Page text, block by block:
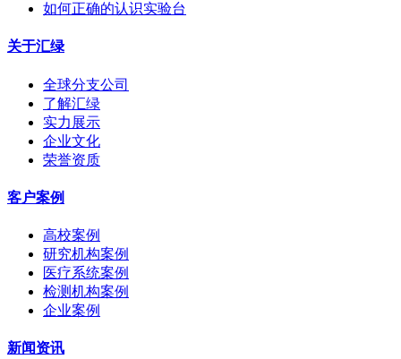
如何正确的认识实验台
关于汇绿
全球分支公司
了解汇绿
实力展示
企业文化
荣誉资质
客户案例
高校案例
研究机构案例
医疗系统案例
检测机构案例
企业案例
新闻资讯